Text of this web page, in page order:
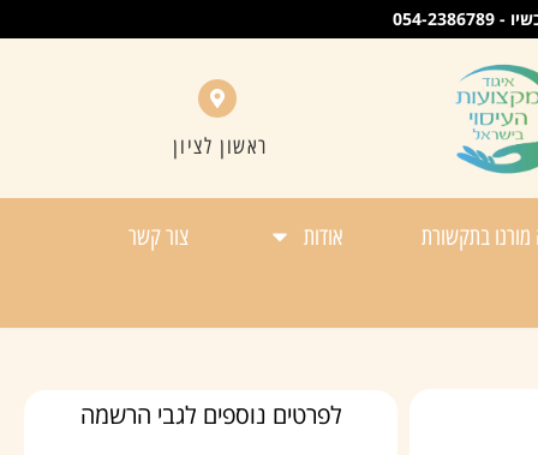
ראשון לציון
בתקשורת אודות צור קשר
לפרטים נוספים לגבי הרשמה